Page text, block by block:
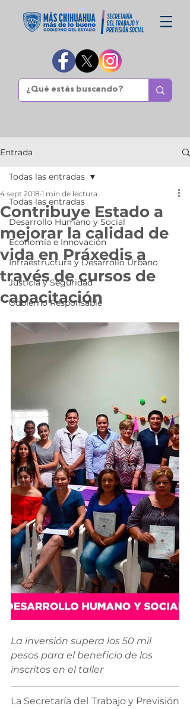
Entrada
Todas las entradas
Desarrollo Humano y Social
Economía e Innovación
Infraestructura y Desarrollo Urbano
Justicia y Seguridad
Gobierno Responsable
Todas las entradas
Contribuye Estado a
mejorar la calidad de
vida en Práxedis a
través de cursos de
capacitación
4 sept 2018 1 min de lectura
La inversión supera los 50 mil
pesos para el beneficio de los
inscritos en el taller
La Secretaría del Trabajo y Previsión